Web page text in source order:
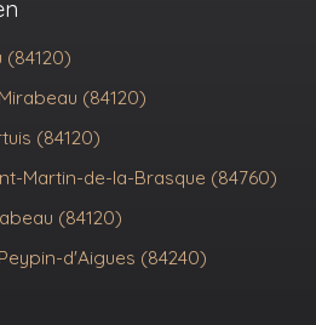
(84120)
(84120)
Martin-de-la-Brasque (84760)
(84120)
d'Aigues (84240)